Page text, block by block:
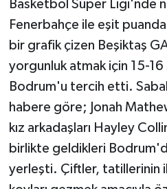
Basketbol Süper Ligi'nde
Fenerbahçe ile eşit
bir grafik çizen Beşiktaş
yorgunluk atmak için 15-16
Bodrum'u tercih etti.
habere göre; Jonah
kız arkadaşları Hayley
birlikte geldikleri
yerleşti. Çiftler, tatillerinin